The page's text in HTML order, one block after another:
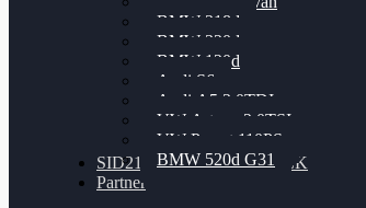
BMW 318d
BMW 320d
BMW 120d
Audi S6
Audi A5 3.0TDI
VW Arteon 2.0TSI
VW Passat 110PS
BMW 520d G31
SID212 / 212EVO UNLOCK
Partner